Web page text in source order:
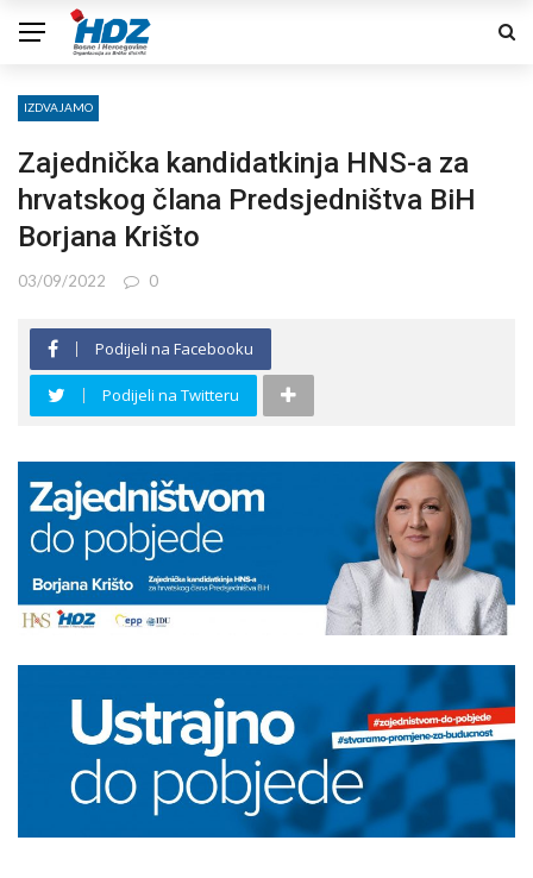
IZDVAJAMO
Zajednička kandidatkinja HNS-a za
hrvatskog člana Predsjedništva BiH
Borjana Krišto
03/09/2022 0
Podijeli na Facebooku
Podijeli na Twitteru